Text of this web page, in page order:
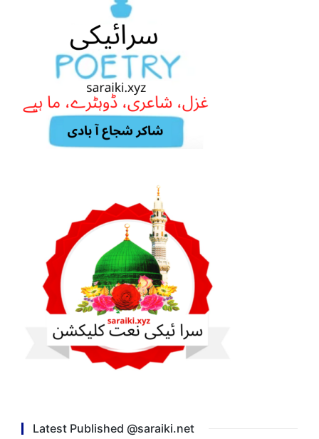
Latest Published @saraiki.net